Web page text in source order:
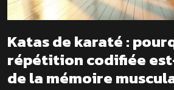
Katas de karaté :
répétition codifiée
de la mémoire